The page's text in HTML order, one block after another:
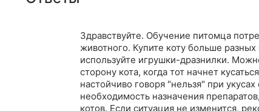
Здравствуйте. Обучение питомца
животного. Купите коту больше
используйте игрушки-дразнилки.
сторону кота, когда тот начнет
настойчиво говоря "нельзя" при
необходимость назначения
котов. Если ситуация не изменится,